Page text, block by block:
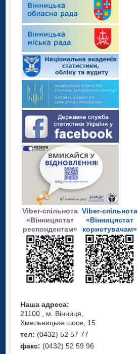
Viber-спільнота
«Вінницястат
респондентам»
Viber-спільнота
«Вінницястат
користувачам»
Наша адреса:
21100 , м. Вінниця,
Хмельницьке шосе, 15
тел: (0432) 52 57 77
факс: (0432) 52 59 96